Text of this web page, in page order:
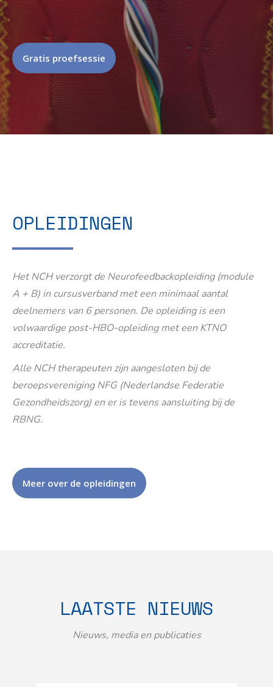
Gratis proefsessie
OPLEIDINGEN
Het NCH verzorgt de Neurofeedbackopleiding (module
A + B) in cursusverband met een minimaal aantal
deelnemers van 6 personen. De opleiding is een
volwaardige post-HBO-opleiding met een KTNO
accreditatie.
Alle NCH therapeuten zijn aangesloten bij de
beroepsvereniging NFG (Nederlandse Federatie
Gezondheidszorg) en er is tevens aansluiting bij de
RBNG.
Meer over de opleidingen
LAATSTE NIEUWS
Nieuws, media en publicaties